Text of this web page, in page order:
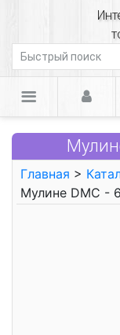
Главная >
Мулине DMC -